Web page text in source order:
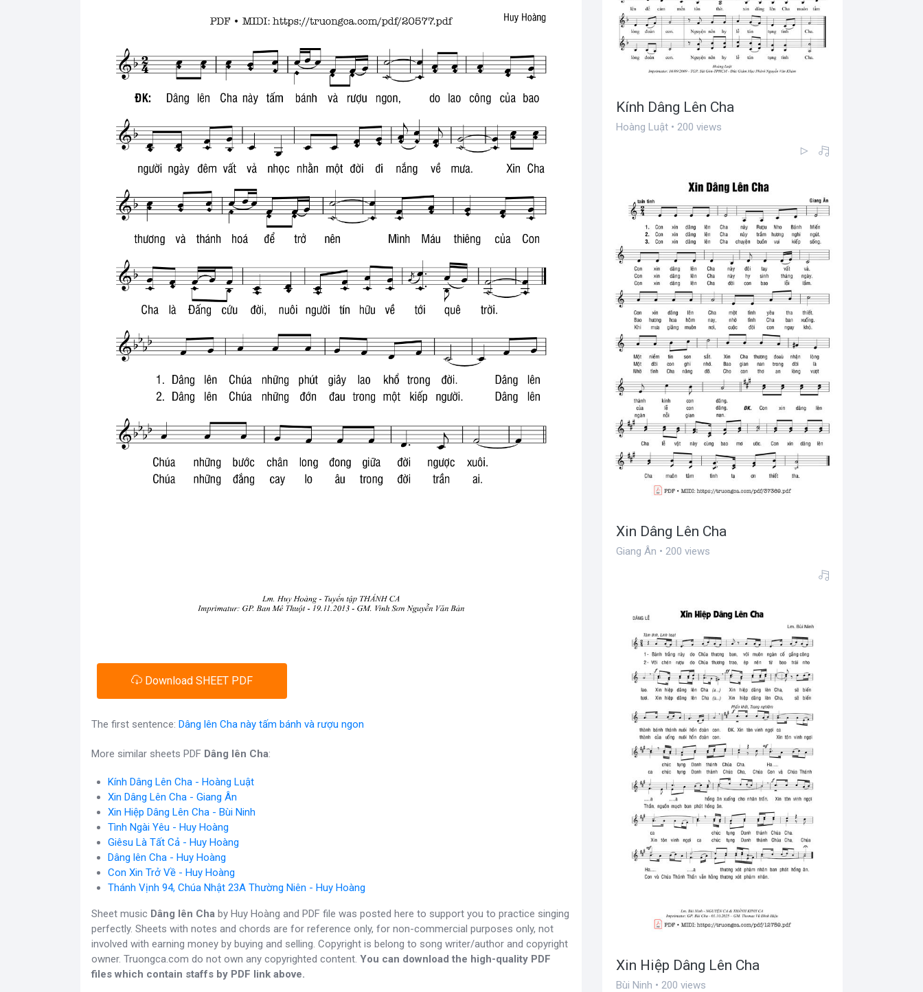
Download SHEET PDF
The first sentence: Dâng lên Cha này tấm bánh và rượu ngon
More similar sheets PDF Dâng lên Cha:
Kính Dâng Lên Cha - Hoàng Luật
Xin Dâng Lên Cha - Giang Ân
Xin Hiệp Dâng Lên Cha - Bùi Ninh
Tình Ngài Yêu - Huy Hoàng
Giêsu Là Tất Cả - Huy Hoàng
Dâng lên Cha - Huy Hoàng
Con Xin Trở Về - Huy Hoàng
Thánh Vịnh 94, Chúa Nhật 23A Thường Niên - Huy Hoàng
Sheet music Dâng lên Cha by Huy Hoàng and PDF file was posted here to support you to practice singing
perfectly. Sheets with notes and chords are for reference only, for non-commercial purposes only, not
involved with earning money by buying and selling. Copyright is belong to song writer/author and copyright
owner. Truongca.com do not own any copyrighted content. You can download the high-quality PDF
files which contain staffs by PDF link above.
Kính Dâng Lên Cha
Hoàng Luật • 200 views
Xin Dâng Lên Cha
Giang Ân • 200 views
Xin Hiệp Dâng Lên Cha
Bùi Ninh • 200 views